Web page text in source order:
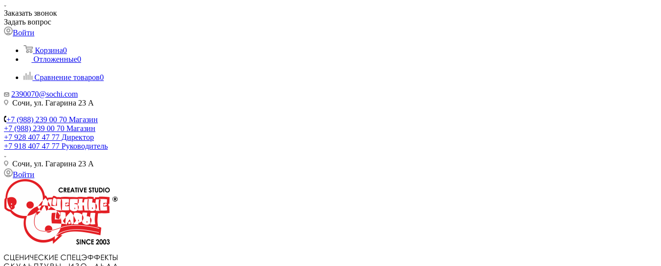
Заказать звонок
Задать вопрос
Войти
Корзина0
Отложенные0
Сравнение товаров0
2390070@sochi.com
Сочи, ул. Гагарина 23 А
+7 (988) 239 00 70 Магазин
+7 (988) 239 00 70 Магазин
+7 928 407 47 77 Директор
+7 918 407 47 77 Руководитель
Сочи, ул. Гагарина 23 А
Войти